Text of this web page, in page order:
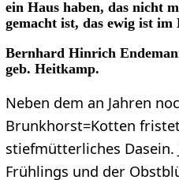
ein Haus haben, das nicht
gemacht ist, das ewig ist im
Bernhard Hinrich
geb. Heitkamp.
Neben dem an Jahren
Brunkhorst=Kotten
stiefmütterliches Dasein.
Frühlings und der